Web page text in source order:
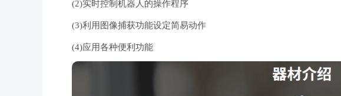
(2)实时控制机器人的操作程序
(3)利用图像捕获功能设定简易动作
(4)应用各种便利功能